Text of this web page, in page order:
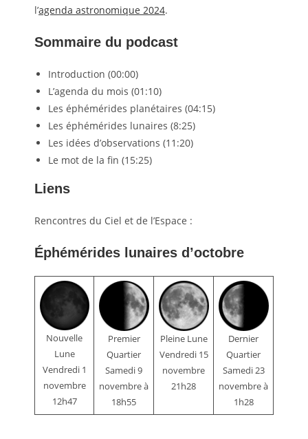
l’agenda astronomique 2024.
Sommaire du podcast
Introduction (00:00)
L’agenda du mois (01:10)
Les éphémérides planétaires (04:15)
Les éphémérides lunaires (8:25)
Les idées d’observations (11:20)
Le mot de la fin (15:25)
Liens
Rencontres du Ciel et de l’Espace :
Éphémérides lunaires d’octobre
Nouvelle
Lune
Vendredi 1
novembre
12h47
Premier
Quartier
Samedi 9
novembre à
18h55
Pleine Lune
Vendredi 15
novembre
21h28
Dernier
Quartier
Samedi 23
novembre à
1h28